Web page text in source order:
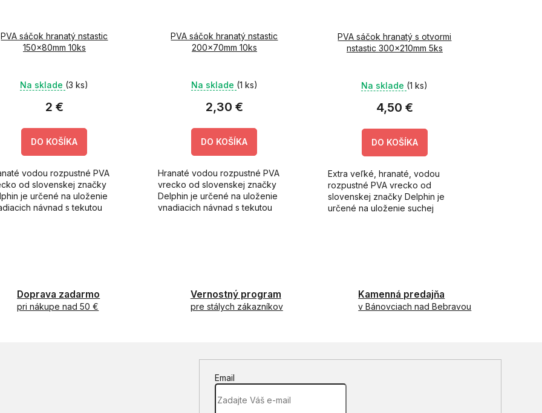
PVA sáčok hranatý nstastic
150x80mm 10ks
Na sklade (3 ks)
2 €
DO KOŠÍKA
vodou rozpustné PVA
od slovenskej značky
je určené na uloženie
návnad s tekutou
PVA sáčok hranatý nstastic
200x70mm 10ks
Na sklade (1 ks)
2,30 €
DO KOŠÍKA
Hranaté vodou rozpustné PVA
vrecko od slovenskej značky
Delphin je určené na uloženie
vnadiacich návnad s tekutou
PVA sáčok hranatý s otvormi
nstastic 300x210mm 5ks
Na sklade (1 ks)
4,50 €
DO KOŠÍKA
Extra veľké, hranaté, vodou
rozpustné PVA vrecko od
slovenskej značky Delphin je
určené na uloženie suchej
d
a
r
v
k
y
Doprava zadarmo
pri nákupe nad 50 €
Vernostný program
pre stálych zákazníkov
Kamenná predajňa
v Bánovciach nad Bebravou
Email